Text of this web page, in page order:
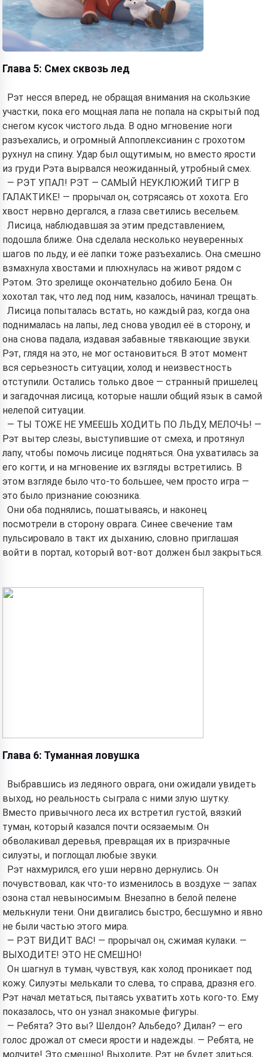
Глава 5: Смех сквозь лед
Рэт несся вперед, не обращая внимания на скользкие
участки, пока его мощная лапа не попала на скрытый под
снегом кусок чистого льда. В одно мгновение ноги
разъехались, и огромный Аппоплексианин с грохотом
рухнул на спину. Удар был ощутимым, но вместо ярости
из груди Рэта вырвался неожиданный, утробный смех.
— РЭТ УПАЛ! РЭТ — САМЫЙ НЕУКЛЮЖИЙ ТИГР В
ГАЛАКТИКЕ! — прорычал он, сотрясаясь от хохота. Его
хвост нервно дергался, а глаза светились весельем.
Лисица, наблюдавшая за этим представлением,
подошла ближе. Она сделала несколько неуверенных
шагов по льду, и её лапки тоже разъехались. Она смешно
взмахнула хвостами и плюхнулась на живот рядом с
Рэтом. Это зрелище окончательно добило Бена. Он
хохотал так, что лед под ним, казалось, начинал трещать.
Лисица попыталась встать, но каждый раз, когда она
поднималась на лапы, лед снова уводил её в сторону, и
она снова падала, издавая забавные тявкающие звуки.
Рэт, глядя на это, не мог остановиться. В этот момент
вся серьезность ситуации, холод и неизвестность
отступили. Остались только двое — странный пришелец
и загадочная лисица, которые нашли общий язык в самой
нелепой ситуации.
— ТЫ ТОЖЕ НЕ УМЕЕШЬ ХОДИТЬ ПО ЛЬДУ, МЕЛОЧЬ! —
Рэт вытер слезы, выступившие от смеха, и протянул
лапу, чтобы помочь лисице подняться. Она ухватилась за
его когти, и на мгновение их взгляды встретились. В
этом взгляде было что-то большее, чем просто игра —
это было признание союзника.
Они оба поднялись, пошатываясь, и наконец
посмотрели в сторону оврага. Синее свечение там
пульсировало в такт их дыханию, словно приглашая
войти в портал, который вот-вот должен был закрыться.
Глава 6: Туманная ловушка
Выбравшись из ледяного оврага, они ожидали увидеть
выход, но реальность сыграла с ними злую шутку.
Вместо привычного леса их встретил густой, вязкий
туман, который казался почти осязаемым. Он
обволакивал деревья, превращая их в призрачные
силуэты, и поглощал любые звуки.
Рэт нахмурился, его уши нервно дернулись. Он
почувствовал, как что-то изменилось в воздухе — запах
озона стал невыносимым. Внезапно в белой пелене
мелькнули тени. Они двигались быстро, бесшумно и явно
не были частью этого мира.
— РЭТ ВИДИТ ВАС! — прорычал он, сжимая кулаки. —
ВЫХОДИТЕ! ЭТО НЕ СМЕШНО!
Он шагнул в туман, чувствуя, как холод проникает под
кожу. Силуэты мелькали то слева, то справа, дразня его.
Рэт начал метаться, пытаясь ухватить хоть кого-то. Ему
показалось, что он узнал знакомые фигуры.
— Ребята? Это вы? Шелдон? Альбедо? Дилан? — его
голос дрожал от смеси ярости и надежды. — Ребята, не
молчите! Это смешно! Выходите, Рэт не будет злиться,